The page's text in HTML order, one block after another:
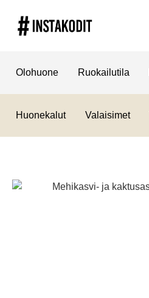
Olohuone Ruokailutila
Huonekalut Valaisimet